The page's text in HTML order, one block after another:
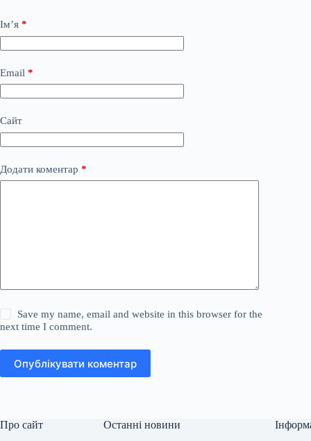
Ім’я *
Email *
Сайт
Додати коментар *
Save my name, email and website in this browser for the
next time I comment.
Опублікувати коментар
Про сайт Останні новини